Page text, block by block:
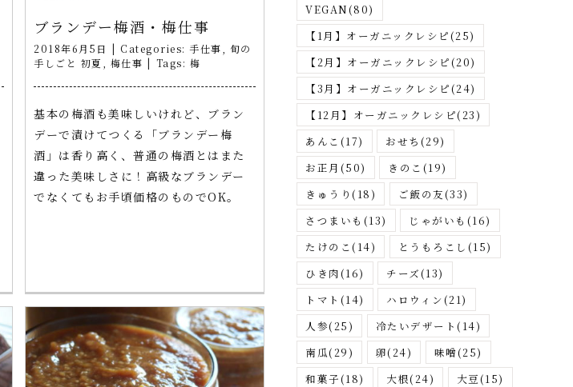
ブランデー梅酒・梅仕事
2018年6月5日 | Categories: 手仕事
旬の
手しごと 初夏
梅仕事 | Tags: 梅
基本の梅酒も美味しいけれど、ブラン
デーで漬けてつくる「ブランデー梅
酒」は香り高く、普通の梅酒とはまた
違った美味しさに！高級なブランデー
でなくてもお手頃価格のものでOK。
ら
が
す
VEGAN(80)
【1月】オーガニックレシピ(25)
【2月】オーガニックレシピ(20)
【3月】オーガニックレシピ(24)
【12月】オーガニックレシピ(23)
あんこ (17) おせち (29)
お正月 (50) きのこ (19)
きゅうり(18) ご飯の友(33)
さつまいも (13) じゃがいも (16)
たけのこ(14) とうもろこし (15)
ひき肉(16) チーズ(13)
トマト (14) ハロウィン(21)
人参(25) 冷たいデザート(14)
南瓜(29) 卵(24) 味噌(25)
和菓子(18) 大根(24) 大豆(15)